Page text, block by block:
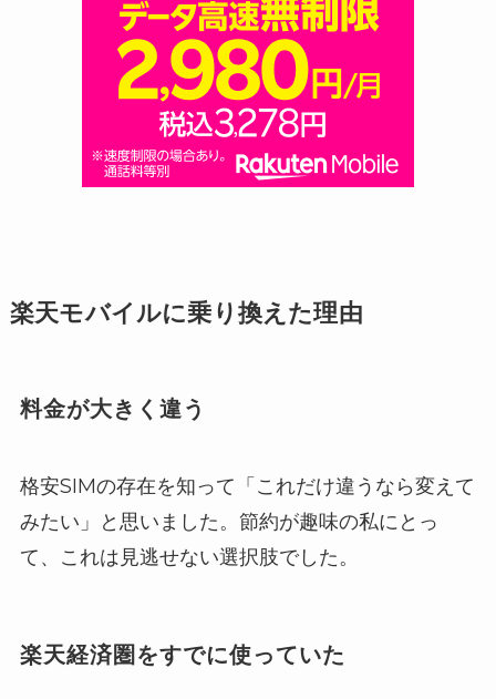
楽天モバイルに乗り換えた理由
料金が大きく違う
格安SIMの存在を知って「これだけ違うなら変えて
みたい」と思いました。節約が趣味の私にとっ
て、これは見逃せない選択肢でした。
楽天経済圏をすでに使っていた